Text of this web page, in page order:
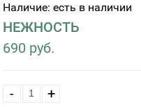
Наличие: есть в наличии
НЕЖНОСТЬ
690 руб.
- +